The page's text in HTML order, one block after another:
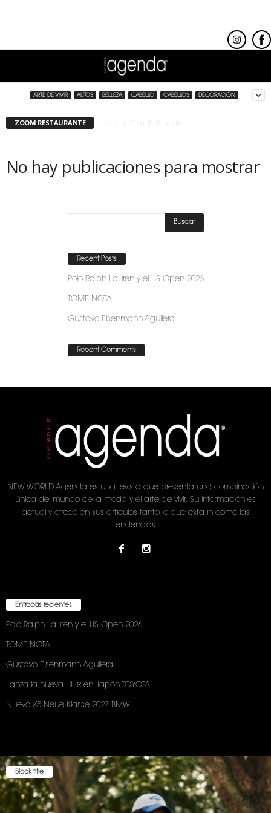
ARTE DE VIVIR AUTOS BELLEZA CABELLO CABELLOS DECORACIÓN
ZOOM RESTAURANTE Zoom Restaurante
No hay publicaciones para mostrar
Recent Posts
Polo Ralph Lauren y el US Open 2026
TOME NOTA
Gustavo Eisenmann Aguilera
Recent Comments
NEW WORLD Agenda es una revista que presenta una combinación
única del mundo de la moda y el arte de vivir. Su información es
actual y ofrece en sus artículos tanto lo que está in como las
tendencias.
Entradas recientes
Polo Ralph Lauren y el US Open 2026
TOME NOTA
Gustavo Eisenmann Aguilera
Lanza la nueva Hilux en Japón TOYOTA
Nuevo X5 Neue Klasse 2027 BMW
Block title